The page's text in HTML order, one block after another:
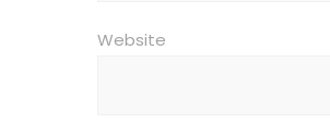
Website